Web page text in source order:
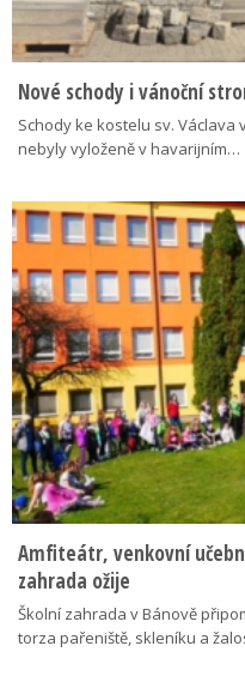
Nové schody i vánoční
Schody ke kostelu sv. Václava
nebyly vyloženě v havarijním…
Amfiteátr, venkovní
zahrada ožije
Školní zahrada v Bánově
torza pařeniště, skleníku a